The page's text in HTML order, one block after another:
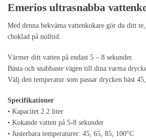
Emerios ultrasnabba
Med denna bekväma vattenkokare gör du ditt
choklad på nolltid.
Värmer ditt vatten på endast 5 – 8 sekunder.
Bästa och snabbaste vägen till dina varma
Välj den temperatur som passar drycken bäst
Specifikationer
• Kapacitet 2.2 liter
• Kokande vatten på 5-8 sekunder
• Justerbara temperaturer: 45, 65, 85, 100°C